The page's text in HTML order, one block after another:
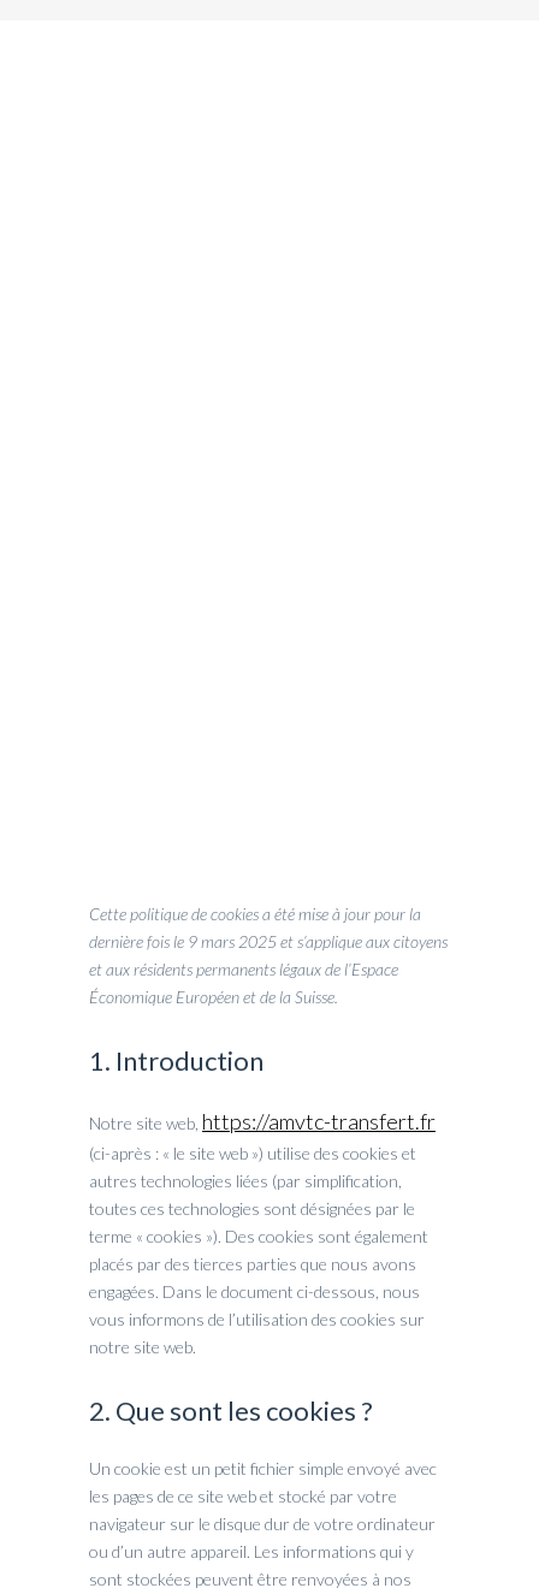
Cette politique de cookies a été mise à jour pour la
dernière fois le 9 mars 2025 et s’applique aux citoyens
et aux résidents permanents légaux de l’Espace
Économique Européen et de la Suisse.
1. Introduction
Notre site web, https://amvtc-transfert.fr
(ci-après : « le site web ») utilise des cookies et
autres technologies liées (par simplification,
toutes ces technologies sont désignées par le
terme « cookies »). Des cookies sont également
placés par des tierces parties que nous avons
engagées. Dans le document ci-dessous, nous
vous informons de l’utilisation des cookies sur
notre site web.
2. Que sont les cookies ?
Un cookie est un petit fichier simple envoyé avec
les pages de ce site web et stocké par votre
navigateur sur le disque dur de votre ordinateur
ou d’un autre appareil. Les informations qui y
sont stockées peuvent être renvoyées à nos